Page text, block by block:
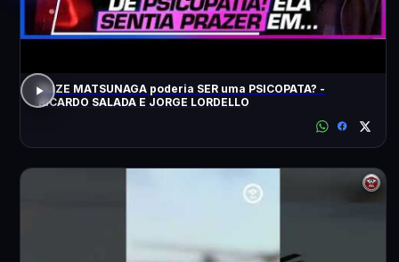
ELIZE MATSUNAGA poderia SER uma PSICOPATA? -
RICARDO SALADA E JORGE LORDELLO